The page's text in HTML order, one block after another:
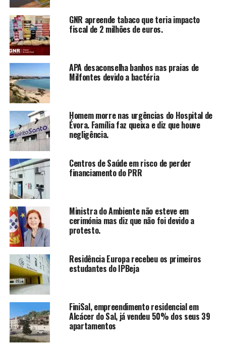
GNR apreende tabaco que teria impacto
fiscal de 2 milhões de euros.
APA desaconselha banhos nas praias de
Milfontes devido a bactéria
Homem morre nas urgências do Hospital de
Évora. Família faz queixa e diz que houve
negligência.
Centros de Saúde em risco de perder
financiamento do PRR
Ministra do Ambiente não esteve em
cerimónia mas diz que não foi devido a
protesto.
Residência Europa recebeu os primeiros
estudantes do IPBeja
FiniSal, empreendimento residencial em
Alcácer do Sal, já vendeu 50% dos seus 39
apartamentos